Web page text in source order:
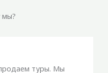
туры. Мы